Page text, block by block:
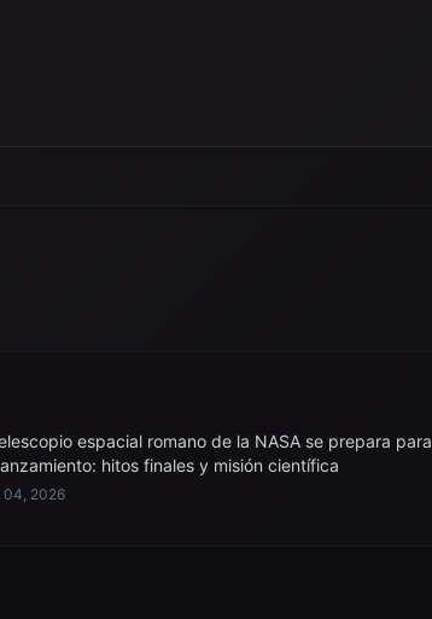
espacial romano de la NASA se prepara para
hitos finales y misión científica
04, 2026